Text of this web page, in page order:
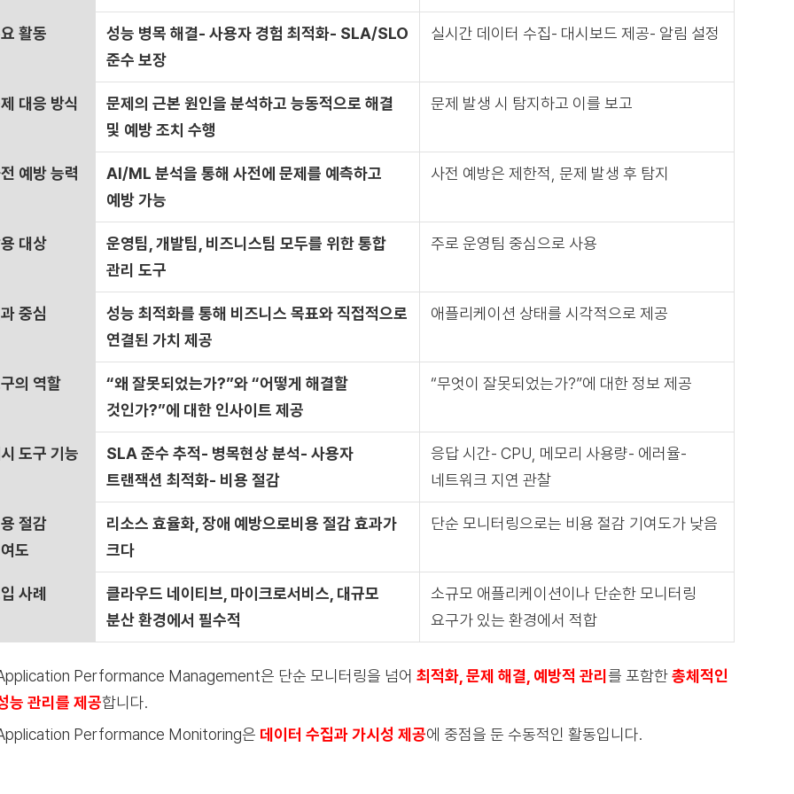
활동
성능 병목 해결- 사용자 경험 최적화- SLA/SLO
준수 보장
실시간 데이터 수집- 대시보드 제공- 알림 설정
대응 방식 문제의 근본 원인을 분석하고 능동적으로 해결
및 예방 조치 수행
문제 발생 시 탐지하고 이를 보고
예방 능력 AI/ML 분석을 통해 사전에 문제를 예측하고
예방가능
사전 예방은 제한적, 문제 발생 후 탐지
대상 운영팀, 개발팀, 비즈니스팀 모두를 위한통합
관리 도구
주로 운영팀 중심으로 사용
중심 성능 최적화를 통해 비즈니스 목표와 직접적으로
연결된 가치 제공
애플리케이션 상태를 시각적으로 제공
의 역할
“왜 잘못되었는가?”와 “어떻게 해결할
것인가?”에 대한인사이트 제공
“무엇이 잘못되었는가?”에 대한 정보 제공
도구 기능
SLA 준수 추적- 병목현상 분석- 사용자
트랜잭션 최적화- 비용 절감
응답 시간- CPU, 메모리 사용량- 에러율-
네트워크 지연 관찰
절감
도
리소스 효율화, 장애 예방으로비용 절감 효과가
크다
단순 모니터링으로는 비용 절감 기여도가 낮음
사례
클라우드 네이티브, 마이크로서비스, 대규모
분산 환경에서 필수적
소규모 애플리케이션이나 단순한 모니터링
요구가 있는 환경에서 적합
Performance Management은 단순 모니터링을 넘어 최적화, 문제 해결, 예방적 관리 를 포함한총체적인
능 관리 를 제공합니다.
Performance Monitoring은 데이터 수집과 가시성 제공에 중점을 둔 수동적인 활동입니다.